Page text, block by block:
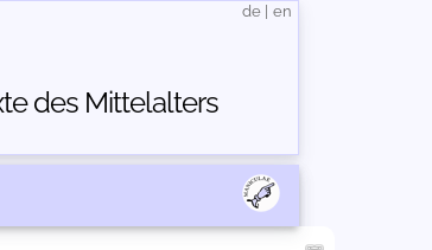
des Mittelalters
de en